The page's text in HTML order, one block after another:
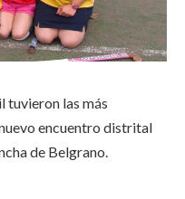
tuvieron las más
encuentro distrital
de Belgrano.